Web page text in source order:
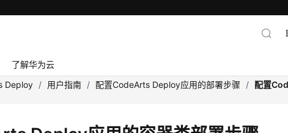
了解华为云
Deploy / 用户指南 / 配置CodeArts Deploy应用的部署步骤 / 配置